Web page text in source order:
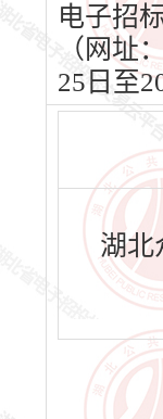
电子招
（网址
25日至
湖北